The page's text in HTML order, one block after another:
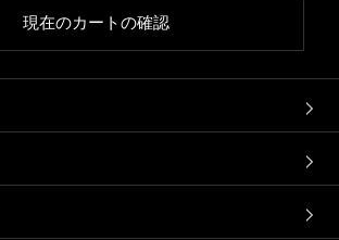
現在のカートの確認